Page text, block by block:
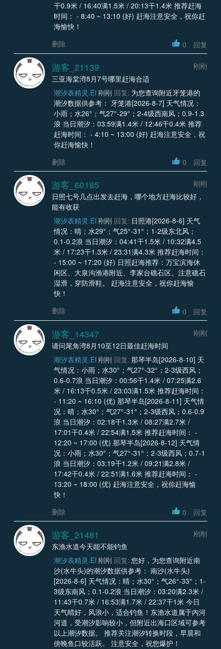
干0.9米 / 16:40满1.5米 / 20:13干1.4米 推荐赶海
时间： - 8:40 ~ 13:10 (好) 赶海注意安全，祝你赶
海愉快！
删除
0 回复
游客_21139
刚刚
三亚海棠湾8月7号哪里赶海合适
潮汐表精灵.EI 刚刚 回复: 为您查询附近牙笼港的
潮汐数据供参考： 牙笼港[2026-8-7] 天气情况：
小雨；水26°；气27°-29°；2-4级西南风；0.9-1.3
浪 当日潮汐：03:59满1.4米 / 12:46干0.4米 推荐
赶海时间： - 4:10 ~ 13:00 (好) 赶海注意安全，祝
你赶海愉快！
删除
0 回复
游客_60185
刚刚
日照七号几点出发去赶海，哪个地方赶海比较好，
能有收获
潮汐表精灵.EI 刚刚 回复: 日照港[2026-8-6] 天气
情况：晴；水29°；气25°-31°；1-2级东北风；
0.1-0.2浪 当日潮汐：04:41干1.5米 / 10:32满4.5
米 / 17:23干1.3米 / 23:31满4.3米 推荐赶海时间：
- 15:00 ~ 17:20 (好) 日照赶海推荐：万宝滨海休
闲区、大泉沟渔港附近、李家台礁石区。注意礁石
湿滑，穿防滑鞋。 赶海注意安全，祝你赶海愉
快！
删除
0 回复
游客_14347
刚刚
请问尾角湾8月10至12日最佳赶海时间
潮汐表精灵.EI 刚刚 回复: 那琴半岛[2026-8-10] 天
气情况：小雨；水30°；气27°-32°；2-3级西风；
0.6-0.7浪 当日潮汐：00:56干1.4米 / 07:25满2.6
米 / 16:13干0.5米 / 23:03满1.5米 推荐赶海时间：
- 11:20 ~ 16:10 (优) 那琴半岛[2026-8-11] 天气情
况：晴；水30°；气27°-31°；2-3级西风；0.6-0.9
浪 当日潮汐：02:18干1.3米 / 08:27满2.7米 /
17:01干0.4米 / 22:54满1.5米 推荐赶海时间： -
12:20 ~ 17:00 (优) 那琴半岛[2026-8-12] 天气情
况：小雨；水30°；气27°-31°；2-3级西风；0.7-1
浪 当日潮汐：03:19干1.2米 / 09:21满2.8米 /
17:42干0.4米 / 22:51满1.6米 推荐赶海时间： -
13:20 ~ 18:00 (优) 赶海注意安全，祝你赶海愉
快！
删除
0 回复
游客_21481
刚刚
东渔水道今天能不能钓鱼
潮汐表精灵.EI 刚刚 回复: 您好，为您查询附近南
沙(水牛头)的潮汐数据供参考： 南沙(水牛头)
[2026-8-6] 天气情况：晴；水30°；气26°-33°；1-
3级东南风；0.1-0.2浪 当日潮汐：03:20满2.3米 /
11:43干0.7米 / 16:53满1.7米 / 22:37干1米 今日
天气晴好，风浪小，适合钓鱼！东渔水道属于内河
河道，受潮汐影响较小，但附近出海口区域可参考
以上潮汐数据。 推荐关注潮汐转换时段，早晨和
傍晚鱼口较活跃。 注意安全，祝您爆护！